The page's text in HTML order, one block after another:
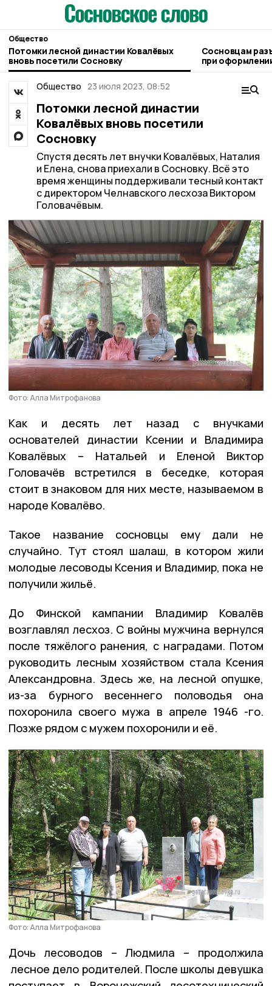
Общество
Потомки лесной династии Ковалёвых
вновь посетили Сосновку
Сосновцам
при
людьми
Общество 23 июля 2023, 08:52
Потомки лесной династии
Ковалёвых вновь посетили
Сосновку
Спустя десять лет внучки Ковалёвых, Наталия
и Елена, снова приехали в Сосновку. Всё это
время женщины поддерживали тесный контакт
с директором Челнавского лесхоза Виктором
Головачёвым.
Фото: Алла Митрофанова
Как и десять лет назад с внучками
основателей династии Ксении и Владимира
Ковалёвых – Натальей и Еленой Виктор
Головачёв встретился в беседке, которая
стоит в знаковом для них месте, называемом в
народе Ковалёво.
Такое название сосновцы ему дали не
случайно. Тут стоял шалаш, в котором жили
молодые лесоводы Ксения и Владимир, пока не
получили жильё.
До Финской кампании Владимир Ковалёв
возглавлял лесхоз. С войны мужчина вернулся
после тяжёлого ранения, с наградами. Потом
руководить лесным хозяйством стала Ксения
Александровна. Здесь же, на лесной опушке,
из-за бурного весеннего половодья она
похоронила своего мужа в апреле 1946 -го.
Позже рядом с мужем похоронили и её.
Фото: Алла Митрофанова
Дочь лесоводов – Людмила – продолжила
лесное дело родителей. После школы девушка